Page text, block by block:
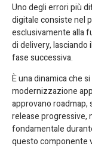
Uno degli errori più
digitale consiste nel
esclusivamente alla
di delivery, lasciando
fase successiva.
È una dinamica che
modernizzazione
approvano roadmap,
release progressive,
fondamentale
questo componente